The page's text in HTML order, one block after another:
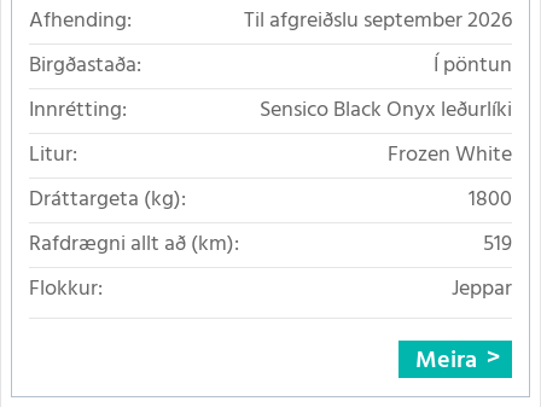
Afhending:
Til afgreiðslu september 2026
Birgðastaða:
Í pöntun
Innrétting:
Sensico Black Onyx leðurlíki
Litur:
Frozen White
Dráttargeta (kg):
1800
Rafdrægni allt að (km):
519
Flokkur:
Jeppar
Meira